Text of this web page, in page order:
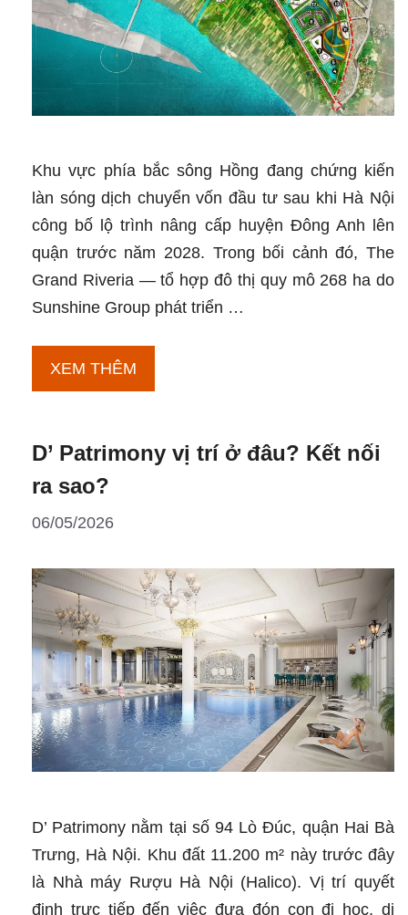
Khu vực phía bắc sông Hồng đang chứng kiến
làn sóng dịch chuyển vốn đầu tư sau khi Hà Nội
công bố lộ trình nâng cấp huyện Đông Anh lên
quận trước năm 2028. Trong bối cảnh đó, The
Grand Riveria — tổ hợp đô thị quy mô 268 ha do
Sunshine Group phát triển …
XEM THÊM
năng
giá
D’ Patrimony vị trí ở đâu? Kết nối
ra sao?
06/05/2026
D’ Patrimony nằm tại số 94 Lò Đúc, quận Hai Bà
Trưng, Hà Nội. Khu đất 11.200 m² này trước đây
là Nhà máy Rượu Hà Nội (Halico). Vị trí quyết
định trực tiếp đến việc đưa đón con đi học, di